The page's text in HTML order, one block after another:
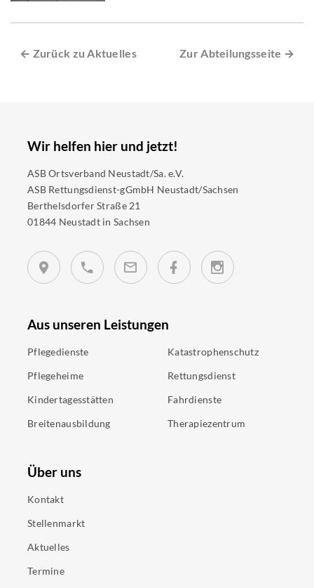
← Zurück zu Aktuelles Zur Abteilungsseite →
Wir helfen hier und jetzt!
ASB Ortsverband Neustadt/Sa. e.V.
ASB Rettungsdienst-gGmbH Neustadt/Sachsen
Berthelsdorfer Straße 21
01844 Neustadt in Sachsen
Aus unseren Leistungen
Pflegedienste
Pflegeheime
Kindertagesstätten
Breitenausbildung
Katastrophenschutz
Rettungsdienst
Fahrdienste
Therapiezentrum
Über uns
Kontakt
Stellenmarkt
Aktuelles
Termine